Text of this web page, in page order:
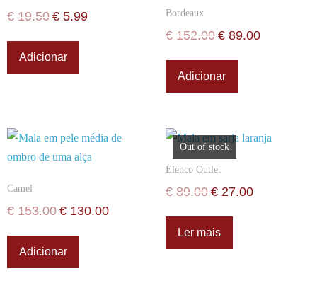
€ 19.50 € 5.99
Adicionar
Bordeaux
€ 152.00 € 89.00
Adicionar
Camel
€ 153.00 € 130.00
Adicionar
Out of stock
Elenco Outlet
€ 89.00 € 27.00
Ler mais